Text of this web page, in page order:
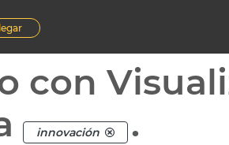
con
innovación .